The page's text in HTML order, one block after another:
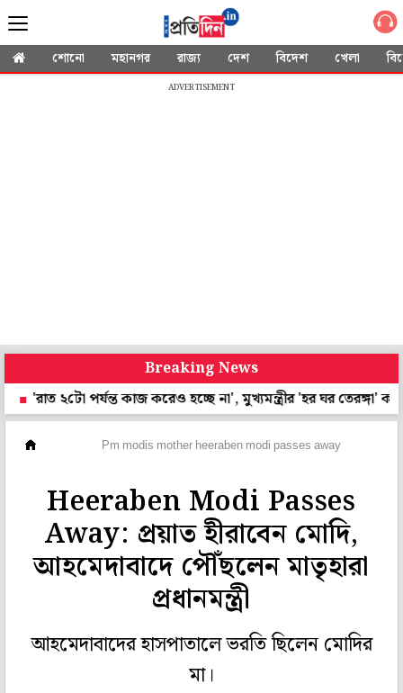
শোনো মহানগর রাজ্য দেশ বিদেশ খেলা
ADVERTISEMENT
Breaking News
পর্যন্ত কাজ করেও হচ্ছে না', মুখ্যমন্ত্রীর 'হর ঘর তেরঙ্গা' কর্মসূচিতে
Pm modis mother heeraben modi passes away
Heeraben Modi Passes
Away: প্রয়াত হীরাবেন মোদি,
আহমেদাবাদে পৌঁছলেন মাতৃহারা
প্রধানমন্ত্রী
আহমেদাবাদের হাসপাতালে ভরতি ছিলেন মোদির
মা।